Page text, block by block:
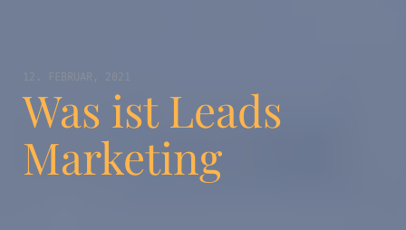
12. FEBRUAR, 2021
Was ist Leads
Marketing